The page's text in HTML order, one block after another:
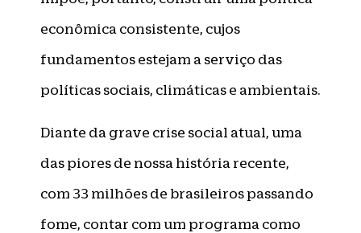
econômica consistente, cujos
fundamentos estejam a serviço das
políticas sociais, climáticas e ambientais.
Diante da grave crise social atual, uma
das piores de nossa história recente,
com 33 milhões de brasileiros passando
fome, contar com um programa como